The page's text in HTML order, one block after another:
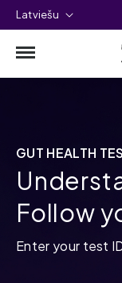
Latviešu
GUT HEALTH
Follow
Enter your test